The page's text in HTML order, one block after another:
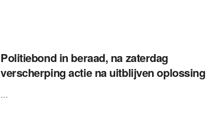
Politiebond in beraad, na zaterdag
verscherping actie na uitblijven oplossing
...